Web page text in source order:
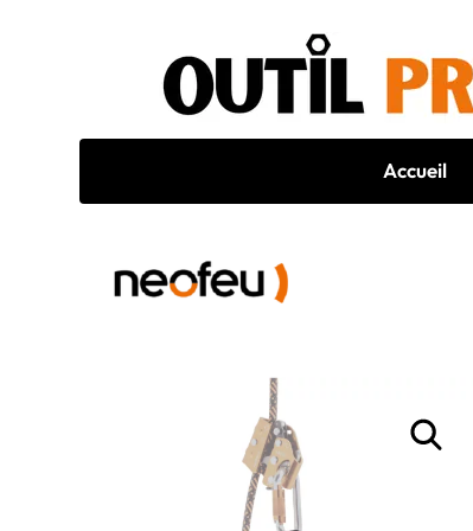
Accueil